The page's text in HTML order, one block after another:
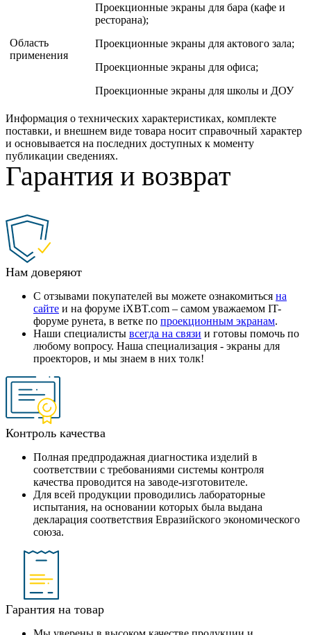
Область
применения
Проекционные экраны для бара (кафе и
ресторана);
Проекционные экраны для актового зала;
Проекционные экраны для офиса;
Проекционные экраны для школы и ДОУ
Информация о технических характеристиках, комплекте
поставки, и внешнем виде товара носит справочный характер
и основывается на последних доступных к моменту
публикации сведениях.
Гарантия и возврат
Нам доверяют
С отзывами покупателей вы можете ознакомиться на
сайте и на форуме iXBT.com – самом уважаемом IT-
форуме рунета, в ветке по проекционным экранам.
Наши специалисты всегда на связи и готовы помочь по
любому вопросу. Наша специализация - экраны для
проекторов, и мы знаем в них толк!
Контроль качества
Полная предпродажная диагностика изделий в
соответствии с требованиями системы контроля
качества проводится на заводе-изготовителе.
Для всей продукции проводились лабораторные
испытания, на основании которых была выдана
декларация соответствия Евразийского экономического
союза.
Гарантия на товар